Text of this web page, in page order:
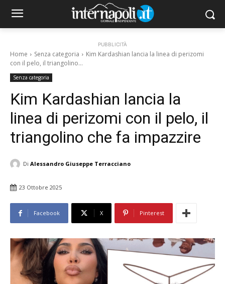
PUBBLICITÀ
Home Senza categoria
Kim Kardashian lancia la linea di perizomi
con il pelo, il triangolino...
Senza categoria
Kim Kardashian lancia la
linea di perizomi con il pelo, il
triangolino che fa impazzire
Di Alessandro Giuseppe Terracciano
23 Ottobre 2025
Facebook X Pinterest